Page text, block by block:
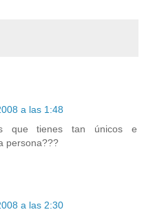
a las 1:48
que tienes tan únicos e
persona???
a las 2:30